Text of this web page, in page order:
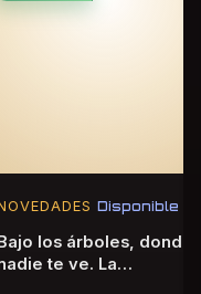
Disponible
Bajo los árboles, donde
te ve. La